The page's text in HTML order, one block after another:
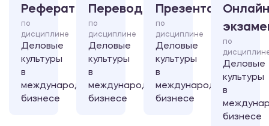
Реферат
по
дисциплине
Деловые
культуры
в
международном
бизнесе
Перевод
по
дисциплине
Деловые
культуры
в
международном
бизнесе
Презентация
по
дисциплине
Деловые
культуры
в
международном
бизнесе
по
Деловые
культуры
в
бизнесе